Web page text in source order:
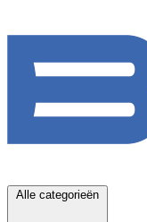
Alle categorieën